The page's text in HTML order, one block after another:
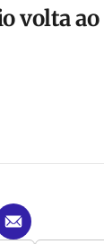
volta ao